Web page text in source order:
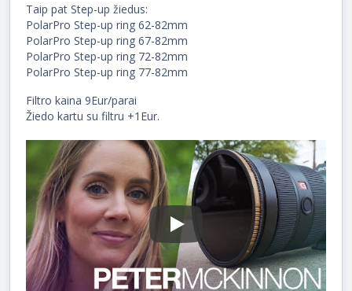
Taip pat Step-up žiedus:
PolarPro Step-up ring 62-82mm
PolarPro Step-up ring 67-82mm
PolarPro Step-up ring 72-82mm
PolarPro Step-up ring 77-82mm
Filtro kaina 9Eur/parai
Žiedo kartu su filtru +1Eur.
Play